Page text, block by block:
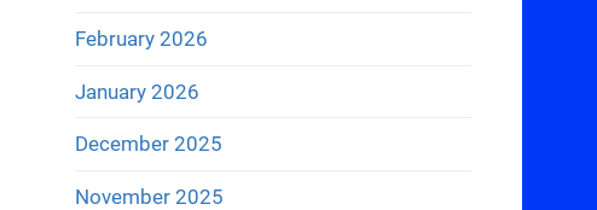
February 2026
January 2026
December 2025
November 2025